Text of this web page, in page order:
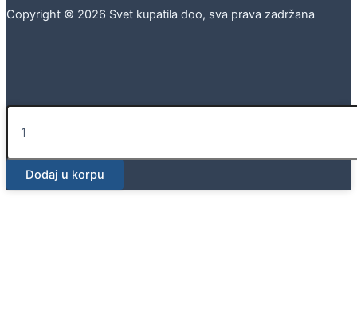
Copyright © 2026 Svet kupatila doo, sva prava zadržana
Geberit
GEO
tuš
kabina
87.5–
Dodaj u korpu